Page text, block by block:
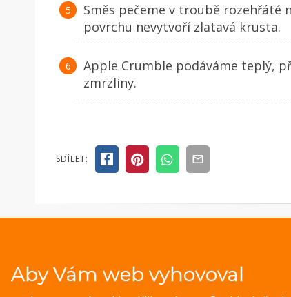
Směs pečeme v troubě rozehřáté
povrchu nevytvoří zlatavá krusta.
Apple Crumble podáváme teplý,
zmrzliny.
SDÍLET:
Aby Vám web vyhovoval